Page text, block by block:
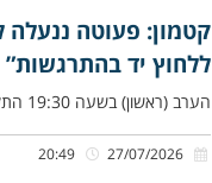
קטמון: פעוטה ננעלה
ללחוץ יד בהתרגשות”
הערב (ראשון) בשעה 19:30 התקבלה קריאה במוקד ידידים, אודות פעוטה כבת שנתיים שננעלה ברכב בשגגה לעיני אימהּ, ברחוב אבא חלקיה